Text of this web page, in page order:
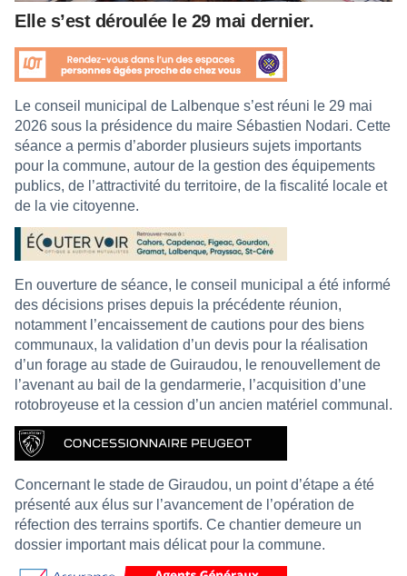
Elle s’est déroulée le 29 mai dernier.
Le conseil municipal de Lalbenque s’est réuni le 29 mai
2026 sous la présidence du maire Sébastien Nodari. Cette
séance a permis d’aborder plusieurs sujets importants
pour la commune, autour de la gestion des équipements
publics, de l’attractivité du territoire, de la fiscalité locale et
de la vie citoyenne.
En ouverture de séance, le conseil municipal a été informé
des décisions prises depuis la précédente réunion,
notamment l’encaissement de cautions pour des biens
communaux, la validation d’un devis pour la réalisation
d’un forage au stade de Guiraudou, le renouvellement de
l’avenant au bail de la gendarmerie, l’acquisition d’une
rotobroyeuse et la cession d’un ancien matériel communal.
Concernant le stade de Giraudou, un point d’étape a été
présenté aux élus sur l’avancement de l’opération de
réfection des terrains sportifs. Ce chantier demeure un
dossier important mais délicat pour la commune.